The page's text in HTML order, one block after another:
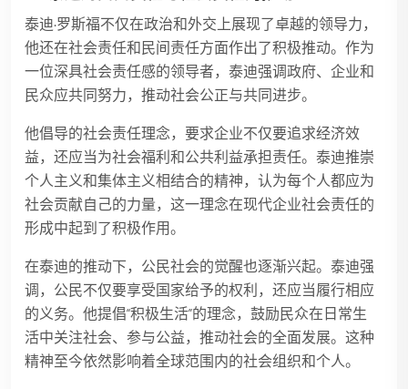
泰迪·罗斯福不仅在政治和外交上展现了卓越的领导力，
他还在社会责任和民间责任方面作出了积极推动。作为
一位深具社会责任感的领导者，泰迪强调政府、企业和
民众应共同努力，推动社会公正与共同进步。
他倡导的社会责任理念，要求企业不仅要追求经济效
益，还应当为社会福利和公共利益承担责任。泰迪推崇
个人主义和集体主义相结合的精神，认为每个人都应为
社会贡献自己的力量，这一理念在现代企业社会责任的
形成中起到了积极作用。
在泰迪的推动下，公民社会的觉醒也逐渐兴起。泰迪强
调，公民不仅要享受国家给予的权利，还应当履行相应
的义务。他提倡“积极生活”的理念，鼓励民众在日常生
活中关注社会、参与公益，推动社会的全面发展。这种
精神至今依然影响着全球范围内的社会组织和个人。